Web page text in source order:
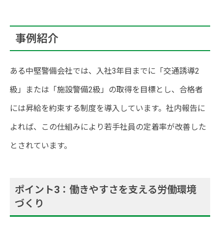
事例紹介
ある中堅警備会社では、入社3年目までに「交通誘導2
級」または「施設警備2級」の取得を目標とし、合格者
には昇給を約束する制度を導入しています。社内報告に
よれば、この仕組みにより若手社員の定着率が改善した
とされています。
ポイント3：働きやすさを支える労働環境
づくり